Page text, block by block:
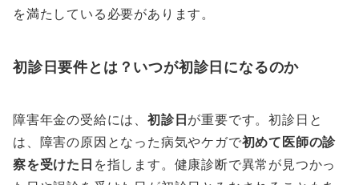
を満たしている必要があります。
初診日要件とは？いつが初診日になるのか
障害年金の受給には、 初診日が重要です。初診日と
は、障害の原因となった病気やケガで初めて医師の診
察を受けた日 を指します。健康診断で異常が見つかっ